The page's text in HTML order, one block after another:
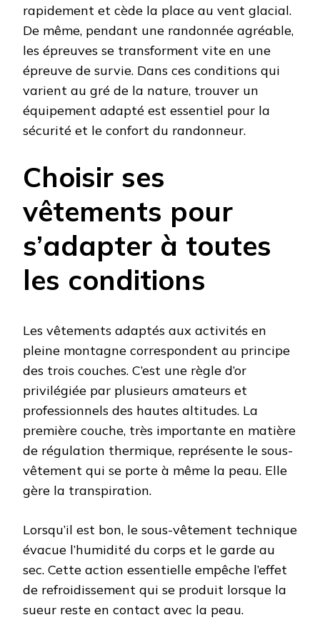
rapidement et cède la place au vent glacial.
De même, pendant une randonnée agréable,
les épreuves se transforment vite en une
épreuve de survie. Dans ces conditions qui
varient au gré de la nature, trouver un
équipement adapté est essentiel pour la
sécurité et le confort du randonneur.
Choisir ses
vêtements pour
s’adapter à toutes
les conditions
Les vêtements adaptés aux activités en
pleine montagne correspondent au principe
des trois couches. C’est une règle d’or
privilégiée par plusieurs amateurs et
professionnels des hautes altitudes. La
première couche, très importante en matière
de régulation thermique, représente le sous-
vêtement qui se porte à même la peau. Elle
gère la transpiration.
Lorsqu’il est bon, le sous-vêtement technique
évacue l’humidité du corps et le garde au
sec. Cette action essentielle empêche l’effet
de refroidissement qui se produit lorsque la
sueur reste en contact avec la peau.